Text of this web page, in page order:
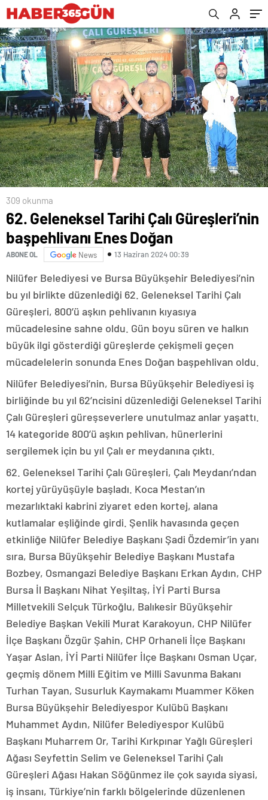
309 okunma
62. Geleneksel Tarihi Çalı Güreşleri’nin
başpehlivanı Enes Doğan
ABONE OL News 13 Haziran 2024 00:39
Nilüfer Belediyesi ve Bursa Büyükşehir Belediyesi’nin
bu yıl birlikte düzenlediği 62. Geleneksel Tarihi Çalı
Güreşleri, 800’ü aşkın pehlivanın kıyasıya
mücadelesine sahne oldu. Gün boyu süren ve halkın
büyük ilgi gösterdiği güreşlerde çekişmeli geçen
mücadelelerin sonunda Enes Doğan başpehlivan oldu.
Nilüfer Belediyesi’nin, Bursa Büyükşehir Belediyesi iş
birliğinde bu yıl 62’ncisini düzenlediği Geleneksel Tarihi
Çalı Güreşleri güreşseverlere unutulmaz anlar yaşattı.
14 kategoride 800’ü aşkın pehlivan, hünerlerini
sergilemek için bu yıl Çalı er meydanına çıktı.
62. Geleneksel Tarihi Çalı Güreşleri, Çalı Meydanı’ndan
kortej yürüyüşüyle başladı. Koca Mestan’ın
mezarlıktaki kabrini ziyaret eden kortej, alana
kutlamalar eşliğinde girdi. Şenlik havasında geçen
etkinliğe Nilüfer Belediye Başkanı Şadi Özdemir’in yanı
sıra, Bursa Büyükşehir Belediye Başkanı Mustafa
Bozbey, Osmangazi Belediye Başkanı Erkan Aydın, CHP
Bursa İl Başkanı Nihat Yeşiltaş, İYİ Parti Bursa
Milletvekili Selçuk Türkoğlu, Balıkesir Büyükşehir
Belediye Başkan Vekili Murat Karakoyun, CHP Nilüfer
İlçe Başkanı Özgür Şahin, CHP Orhaneli İlçe Başkanı
Yaşar Aslan, İYİ Parti Nilüfer İlçe Başkanı Osman Uçar,
geçmiş dönem Milli Eğitim ve Milli Savunma Bakanı
Turhan Tayan, Susurluk Kaymakamı Muammer Köken
Bursa Büyükşehir Belediyespor Kulübü Başkanı
Muhammet Aydın, Nilüfer Belediyespor Kulübü
Başkanı Muharrem Or, Tarihi Kırkpınar Yağlı Güreşleri
Ağası Seyfettin Selim ve Geleneksel Tarihi Çalı
Güreşleri Ağası Hakan Söğünmez ile çok sayıda siyasi,
iş insanı, Türkiye’nin farklı bölgelerinde düzenlenen